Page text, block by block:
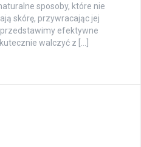
sposoby, które nie
skórę, przywracając jej
efektywne
walczyć z […]